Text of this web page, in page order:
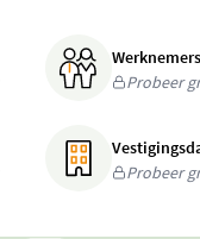
Probeer
Probeer